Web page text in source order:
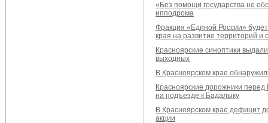
«Без помощи государства не
ипподрома
Фракция «Единой России»
края на развитие территорий и
Красноярские синоптики
выходных
В Красноярском крае
Красноярские дорожники
на подъезде к Бадалыку
В Красноярском крае дефицит
акции